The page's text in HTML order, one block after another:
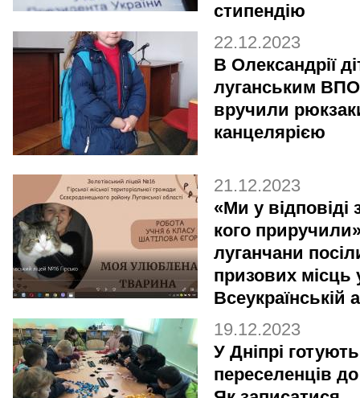
стипендію
22.12.2023
В Олександрії
луганським ВПО
вручили
канцелярією
21.12.2023
«Ми у відповіді
кого
луганчани
призових місць
Всеукраїнській
19.12.2023
У Дніпрі
переселенців